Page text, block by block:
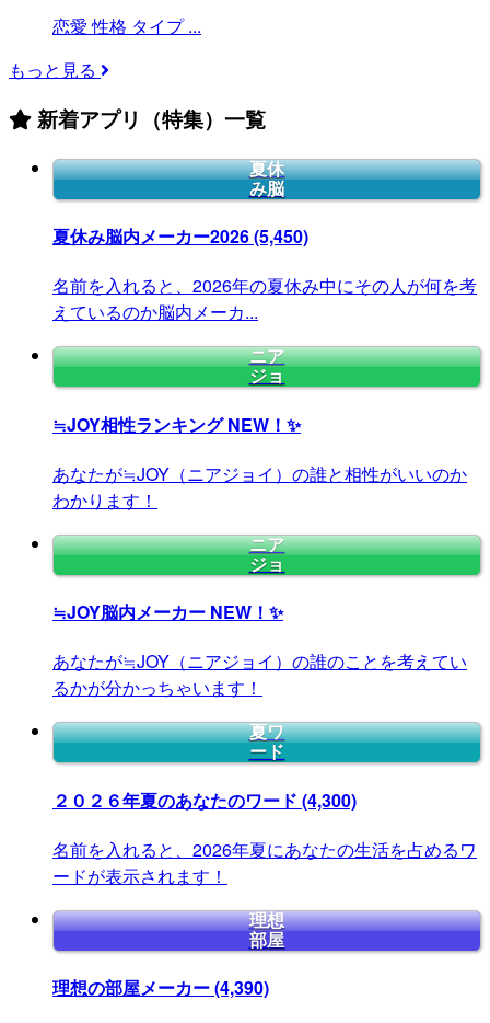
恋愛 性格 タイプ ...
もっと見る
新着アプリ（特集）一覧
夏休
み脳
夏休み脳内メーカー2026(5,450)
名前を入れると、2026年の夏休み中にその人が何を考
えているのか脳内メーカ...
ニア
ジョ
≒JOY相性ランキングNEW！✨
あなたが≒JOY（ニアジョイ）の誰と相性がいいのか
わかります！
ニア
ジョ
≒JOY脳内メーカー NEW！✨
あなたが≒JOY（ニアジョイ）の誰のことを考えてい
るかが分かっちゃいます！
夏ワ
ード
２０２６年夏のあなたのワード (4,300)
名前を入れると、2026年夏にあなたの生活を占めるワ
ードが表示されます！
理想
部屋
理想の部屋メーカー(4,390)